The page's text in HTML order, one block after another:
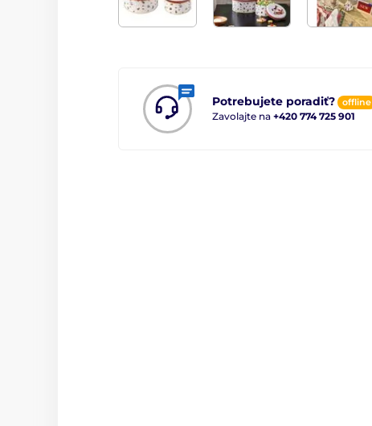
Potrebujete poradiť? offline
Zavolajte na +420 774 725 901